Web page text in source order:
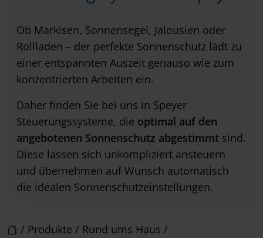
/ Produkte / Rund ums Haus /
Ob Markisen, Sonnensegel, Jalousien oder
Rollladen – der perfekte Sonnenschutz lädt zu
einer entspannten Auszeit genauso wie zum
konzentrierten Arbeiten ein.
Daher finden Sie bei uns in Speyer
Steuerungssysteme, die optimal auf den
angebotenen Sonnenschutz abgestimmt sind.
Diese lassen sich unkompliziert ansteuern
und übernehmen auf Wunsch automatisch
die idealen Sonnenschutzeinstellungen.